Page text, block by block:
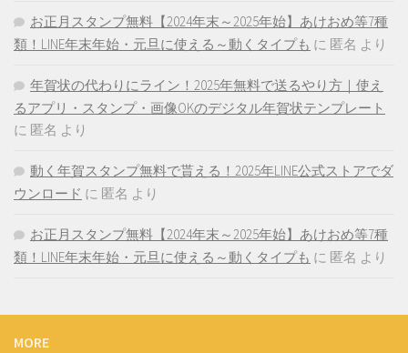
お正月スタンプ無料【2024年末～2025年始】あけおめ等7種
類！LINE年末年始・元旦に使える～動くタイプも に 匿名 より
年賀状の代わりにライン！2025年無料で送るやり方｜使え
るアプリ・スタンプ・画像OKのデジタル年賀状テンプレート
に 匿名 より
動く年賀スタンプ無料で貰える！2025年LINE公式ストアでダ
ウンロード に 匿名 より
お正月スタンプ無料【2024年末～2025年始】あけおめ等7種
類！LINE年末年始・元旦に使える～動くタイプも に 匿名 より
MORE